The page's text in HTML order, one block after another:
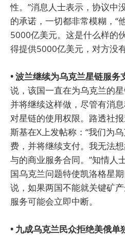
性。”消息人士表示，协议中
的承诺，一切都非常模糊，“
5000亿美元。这是什么样的
得提供5000亿美元，对方没
• 波兰继续为乌克兰星链服务
说，该国一直在为乌克兰的
并将继续这样做，尽管有消
对星链的使用权限。路透社
斯基在X上发帖称：“我们为
费，并将继续支付。我无法
与的商业服务合同。”知情人
国乌克兰问题特使凯洛格星
说，如果两国不能就关键矿
服务可能会立即中断。
• 九成乌克兰民众拒绝美俄单